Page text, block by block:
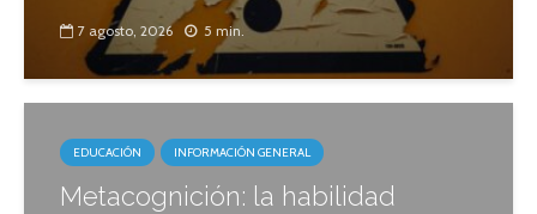
7 agosto, 2026 5 min.
EDUCACIÓN INFORMACIÓN GENERAL
Metacognición: la habilidad